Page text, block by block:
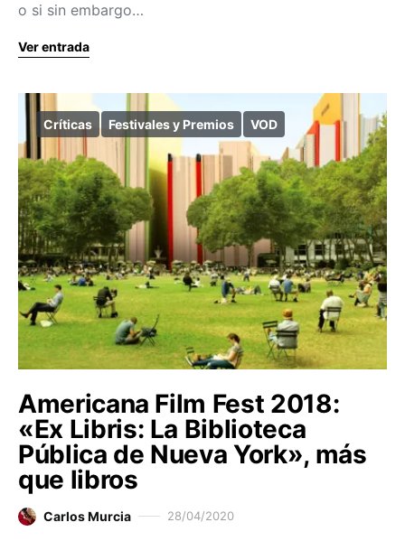
o si sin embargo…
Ver entrada
Críticas Festivales y Premios VOD
Americana Film Fest 2018:
«Ex Libris: La Biblioteca
Pública de Nueva York», más
que libros
Carlos Murcia 28/04/2020